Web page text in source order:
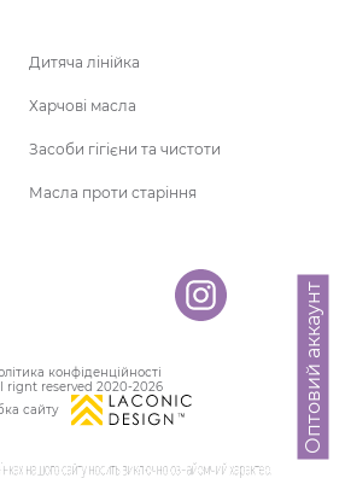
Оптовий аккаунт
Дитяча лінійка
Харчові масла
Засоби гігієни та чистоти
Масла проти старіння
конфіденційності
rignt reserved 2020-2026
сайту